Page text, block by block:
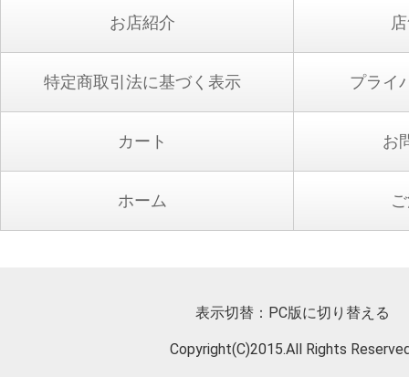
お店紹介
特定商取引法に基づく表示 プライ
カート お
ホーム
表示切替： PC版に切り替える
Copyright(C)2015.All Rights